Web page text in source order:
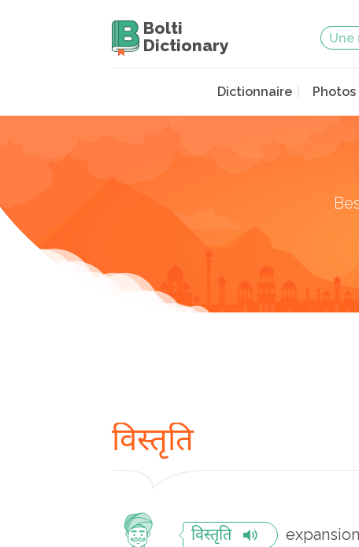
Bolti
Dictionary
Dictionnaire Photos
विस्तृति
विस्तृति expansion